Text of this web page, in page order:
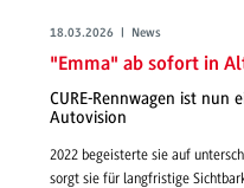
18.03.2026 | News
"Emma" ab sofort in
CURE-Rennwagen ist nun
Autovision
2022 begeisterte sie auf
sorgt sie für langfristige